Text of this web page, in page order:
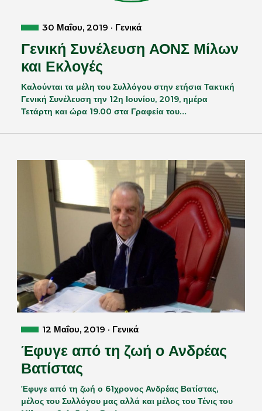
30 Μαΐου, 2019 · Γενικά
Γενική Συνέλευση ΑΟΝΣ Μίλων
και Εκλογές
Καλούνται τα μέλη του Συλλόγου στην ετήσια Τακτική
Γενική Συνέλευση την 12η Ιουνίου, 2019, ημέρα
Τετάρτη και ώρα 19.00 στα Γραφεία του…
12 Μαΐου, 2019 · Γενικά
Έφυγε από τη ζωή ο Ανδρέας
Βατίστας
Έφυγε από τη ζωή ο 61χρονος Ανδρέας Βατίστας,
μέλος του Συλλόγου μας αλλά και μέλος του Τένις του